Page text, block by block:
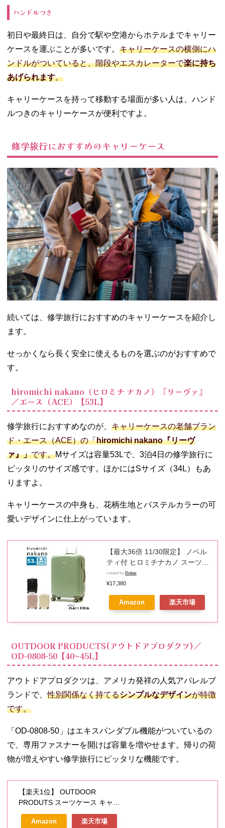
ハンドルつき
初日や最終日は、自分で駅や空港からホテルまでキャリー
ケースを運ぶことが多いです。 キャリーケースの横側にハ
ンドルがついていると、階段やエスカレーターで楽に持ち
あげられます。
キャリーケースを持って移動する場面が多い人は、ハンド
ルつきのキャリーケースが便利ですよ。
修学旅行におすすめのキャリーケース
続いては、修学旅行におすすめのキャリーケースを紹介し
ます。
せっかくなら長く安全に使えるものを選ぶのがおすすめで
す。
hiromichi nakano（ヒロミチ ナカノ）『リーヴァ』
／エース（ACE）【53L】
修学旅行におすすめなのが、 キャリーケースの老舗ブラン
ド・エース（ACE）の「hiromichi nakano『リーヴ
ァ』」です。Mサイズは容量53Lで、3泊4日の修学旅行に
ピッタリのサイズ感です。ほかにはSサイズ（34L）もあ
りますよ。
キャリーケースの中身も、花柄生地とパステルカラーの可
愛いデザインに仕上がっています。
【最大36倍 11/30限定】 ノベル
ティ付 ヒロミチナカノ スーツケ
ース hiromichi nakano リーヴァ
キャリーケース 53L ファスナー
TSA TSAロック 中型 旅行 花柄
女性 レディース 05012
created by Rinker
¥17,380
Amazon 楽天市場
OUTDOOR PRODUCTS(アウトドアプロダクツ)／
OD-0808-50【40〜45L】
アウトドアプロダクツは、アメリカ発祥の人気アパレルブ
ランドで、性別関係なく持てるシンプルなデザインが特徴
です。
「OD-0808-50」はエキスパンダブル機能がついているの
で、専用ファスナーを開けば容量を増やせます。帰りの荷
物が増えやすい修学旅行にピッタリな機能です。
【楽天1位】 OUTDOOR
PRODUTS スーツケース キャリ
ーケース キャリーバッグ メンズ
レディース 機内持ち込み 拡張機
Amazon 楽天市場